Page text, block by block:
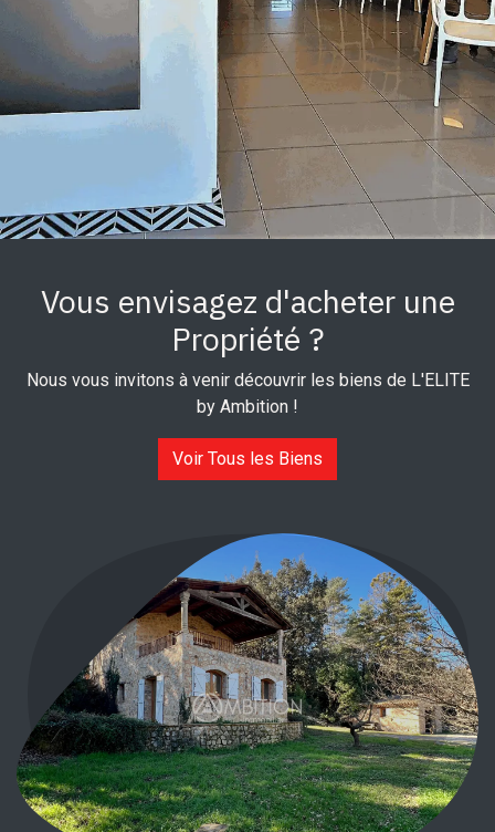
Vous envisagez d'acheter une
Propriété ?
Nous vous invitons à venir découvrir les biens de L'ELITE
by Ambition !
Voir Tous les Biens